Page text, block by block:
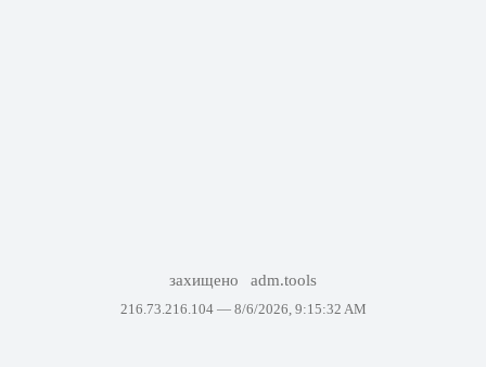
захищено adm.tools
216.73.216.104 — 8/6/2026, 9:15:32 AM